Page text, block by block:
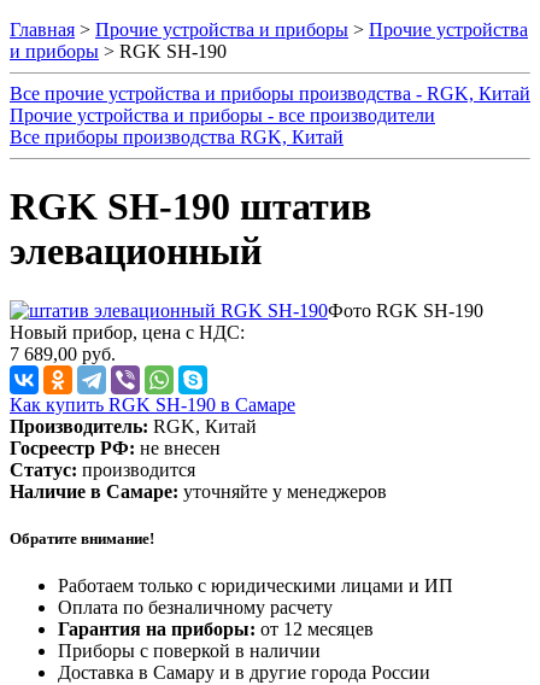
Главная > Прочие устройства и приборы > Прочие устройства
и приборы > RGK SH-190
Все прочие устройства и приборы производства - RGK, Китай
Прочие устройства и приборы - все производители
Все приборы производства RGK, Китай
RGK SH-190 штатив
элевационный
Фото RGK SH-190
Новый прибор, цена с НДС:
7 689,00 руб.
Как купить RGK SH-190 в Самаре
Производитель: RGK, Китай
Госреестр РФ: не внесен
Статус: производится
Наличие в Самаре: уточняйте у менеджеров
Обратите внимание!
Работаем только с юридическими лицами и ИП
Оплата по безналичному расчету
Гарантия на приборы: от 12 месяцев
Приборы с поверкой в наличии
Доставка в Самару и в другие города России